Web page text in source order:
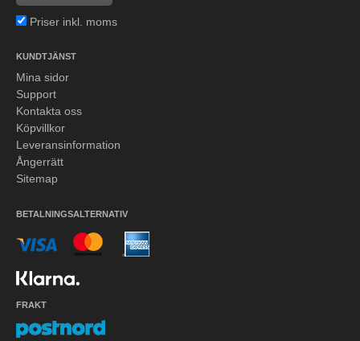
Priser inkl. moms
KUNDTJÄNST
Mina sidor
Support
Kontakta oss
Köpvillkor
Leveransinformation
Ångerrätt
Sitemap
BETALNINGSALTERNATIV
FRAKT